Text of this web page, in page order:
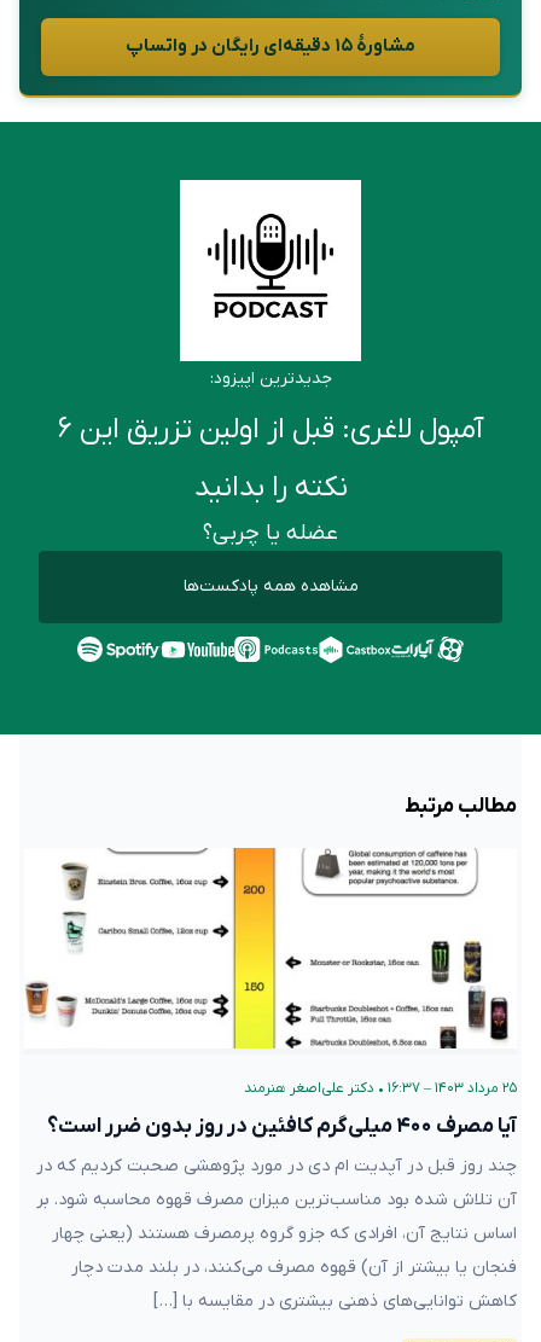
مشاورهٔ ۱۵ دقیقه‌ای رایگان در واتساپ
جدیدترین اپیزود:
آمپول لاغری: قبل از اولین تزریق این ۶
نکته را بدانید
عضله یا چربی؟
مشاهده همه پادکست‌ها
مطالب مرتبط
۲۵ مرداد ۱۴۰۳ – ۱۶:۳۷ • دکتر علی‌اصغر هنرمند
آیا مصرف ۴۰۰ میلی‌گرم کافئین در روز بدون ضرر است؟
چند روز قبل در آپدیت ام دی در مورد پژوهشی صحبت کردیم که در
آن تلاش شده بود مناسب‌ترین میزان مصرف قهوه محاسبه شود. بر
اساس نتایج آن، افرادی که جزو گروه پرمصرف هستند (یعنی چهار
فنجان یا بیشتر از آن) قهوه مصرف می‌کنند، در بلند مدت دچار
کاهش توانایی‌های ذهنی بیشتری در مقایسه با […]